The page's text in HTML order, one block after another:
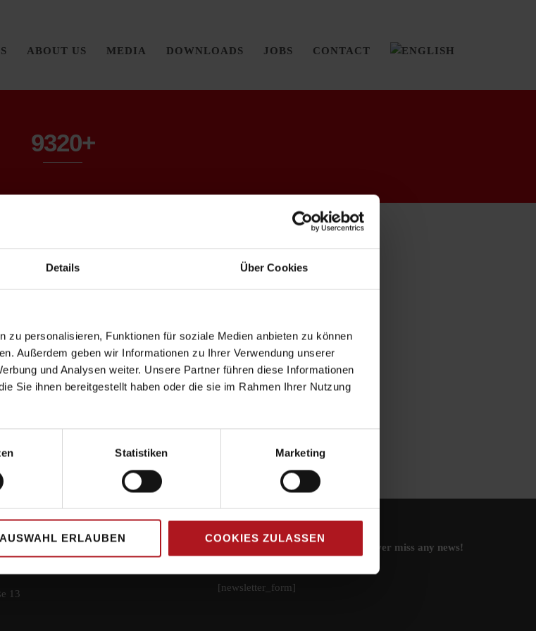
Details Über Cookies
zu personalisieren, Funktionen für soziale Medien anbieten zu können
Außerdem geben wir Informationen zu Ihrer Verwendung unserer
und Analysen weiter. Unsere Partner führen diese Informationen
Sie ihnen bereitgestellt haben oder die sie im Rahmen Ihrer Nutzung
Statistiken Marketing
AUSWAHL ERLAUBEN COOKIES ZULASSEN
ABOUT US MEDIA DOWNLOADS JOBS CONTACT
9320+
13
Subscribe to our newsletter and never miss any news!
[newsletter_form]